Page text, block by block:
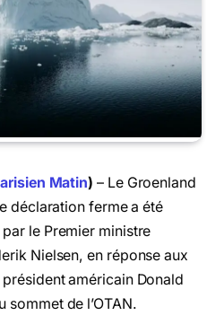
Matin) – Le Groenland
déclaration ferme a été
le Premier ministre
Nielsen, en réponse aux
américain Donald
de l’OTAN.